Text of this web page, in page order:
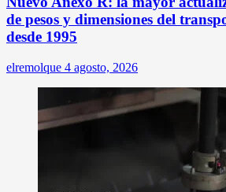
de pesos y dimensiones del
desde 1995
elremolque 4 agosto, 2026